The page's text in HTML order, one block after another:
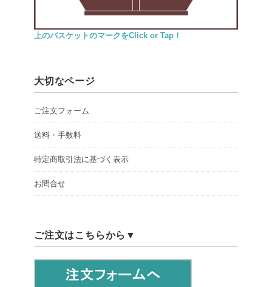
上のバスケットのマークをClick or Tap！
大切なページ
ご注文フォーム
送料・手数料
特定商取引法に基づく表示
お問合せ
ご注文はこちらから▼